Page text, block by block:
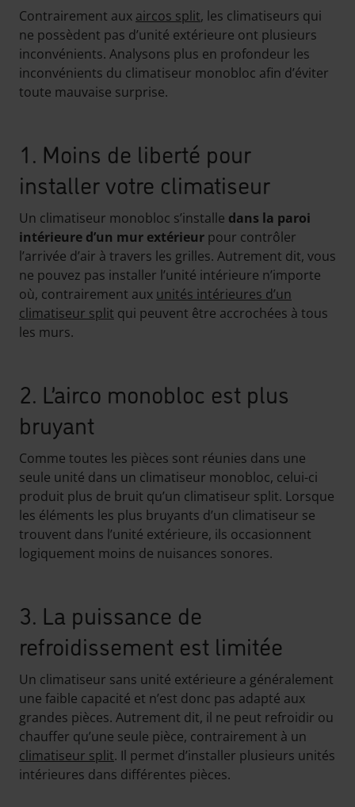
Contrairement aux aircos split, les climatiseurs qui
ne possèdent pas d’unité extérieure ont plusieurs
inconvénients. Analysons plus en profondeur les
inconvénients du climatiseur monobloc afin d’éviter
toute mauvaise surprise.
1. Moins de liberté pour
installer votre climatiseur
Un climatiseur monobloc s’installe dans la paroi
intérieure d’un mur extérieur pour contrôler
l’arrivée d’air à travers les grilles. Autrement dit, vous
ne pouvez pas installer l’unité intérieure n’importe
où, contrairement aux unités intérieures d’un
climatiseur split qui peuvent être accrochées à tous
les murs.
2. L’airco monobloc est plus
bruyant
Comme toutes les pièces sont réunies dans une
seule unité dans un climatiseur monobloc, celui-ci
produit plus de bruit qu’un climatiseur split. Lorsque
les éléments les plus bruyants d’un climatiseur se
trouvent dans l’unité extérieure, ils occasionnent
logiquement moins de nuisances sonores.
3. La puissance de
refroidissement est limitée
Un climatiseur sans unité extérieure a généralement
une faible capacité et n’est donc pas adapté aux
grandes pièces. Autrement dit, il ne peut refroidir ou
chauffer qu’une seule pièce, contrairement à un
climatiseur split. Il permet d’installer plusieurs unités
intérieures dans différentes pièces.